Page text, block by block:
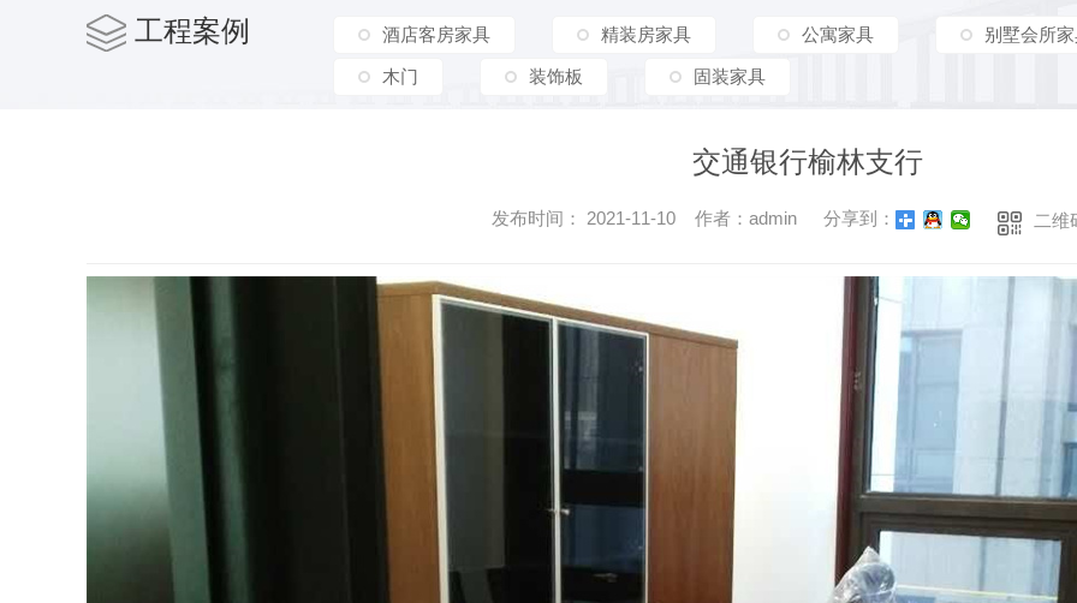
工程案例 酒店客房家具 精装房家具 公寓家具 别墅会所
木门 装饰板 固装家具
交通银行榆林支行
发布时间： 2021-11-10 作者：admin 分享到： 二维